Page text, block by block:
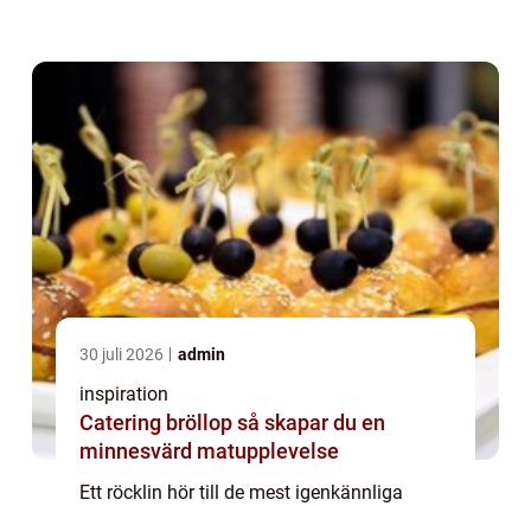
30 juli 2026 admin
inspiration
Catering bröllop så skapar du en
minnesvärd matupplevelse
Ett röcklin hör till de mest igenkännliga